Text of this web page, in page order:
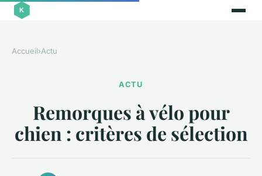
Accueil›Actu
ACTU
Remorques à vélo pour
chien : critères de sélection